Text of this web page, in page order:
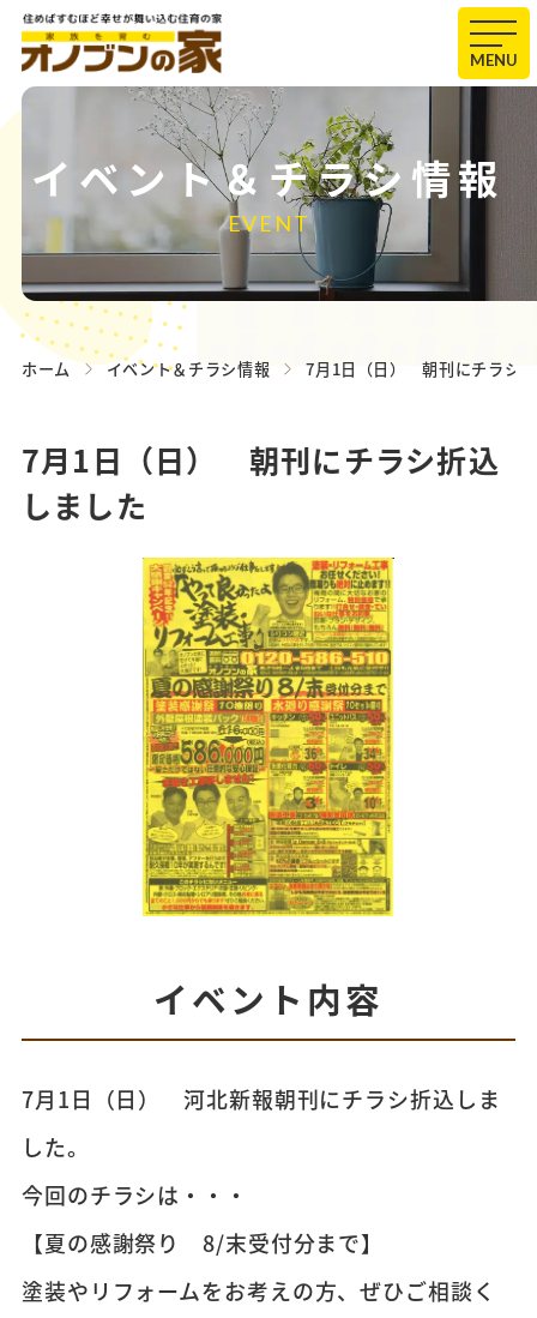
MENU
イベント＆チラシ情報
EVENT
ホーム イベント＆チラシ情報 7月1日（日） 朝刊にチラシ
7月1日（日） 朝刊にチラシ折込
しました
イベント内容
7月1日（日） 河北新報朝刊にチラシ折込しま
した。
今回のチラシは・・・
【夏の感謝祭り 8/末受付分まで】
塗装やリフォームをお考えの方、ぜひご相談く